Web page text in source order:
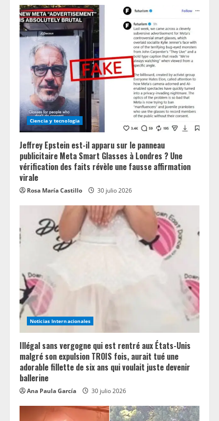
Ciencia y tecnologia
Jeffrey Epstein est-il apparu sur le panneau
publicitaire Meta Smart Glasses à Londres ? Une
vérification des faits révèle une fausse affirmation
virale
Rosa María Castillo 30 julio 2026
Noticias Internacionales
Illégal sans vergogne qui est rentré aux États-Unis
malgré son expulsion TROIS fois, aurait tué une
adorable fillette de six ans qui voulait juste devenir
ballerine
Ana Paula García 30 julio 2026